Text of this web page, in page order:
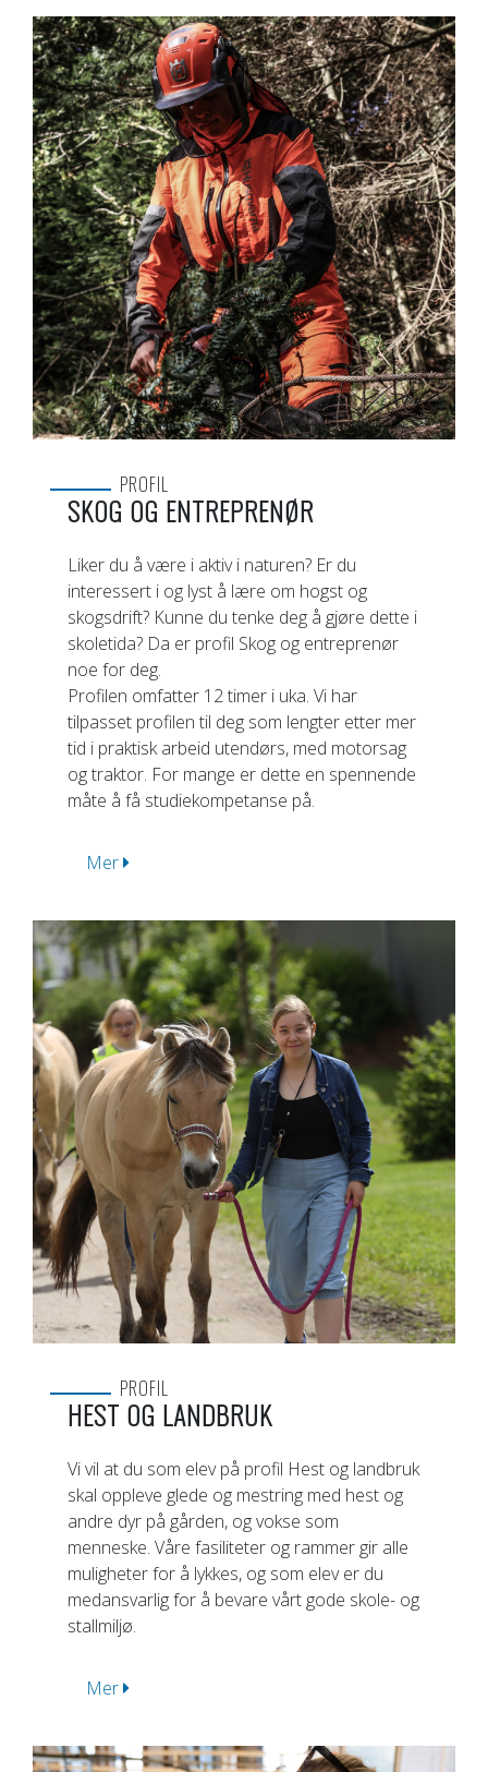
PROFIL
SKOG OG ENTREPRENØR
Liker du å være i aktiv i naturen? Er du
interessert i og lyst å lære om hogst og
skogsdrift? Kunne du tenke deg å gjøre dette i
skoletida? Da er profil Skog og entreprenør
noe for deg.
Profilen omfatter 12 timer i uka. Vi har
tilpasset profilen til deg som lengter etter mer
tid i praktisk arbeid utendørs, med motorsag
og traktor. For mange er dette en spennende
måte å få studiekompetanse på.
Mer
PROFIL
HEST OG LANDBRUK
Vi vil at du som elev på profil Hest og landbruk
skal oppleve glede og mestring med hest og
andre dyr på gården, og vokse som
menneske. Våre fasiliteter og rammer gir alle
muligheter for å lykkes, og som elev er du
medansvarlig for å bevare vårt gode skole- og
stallmiljø.
Mer